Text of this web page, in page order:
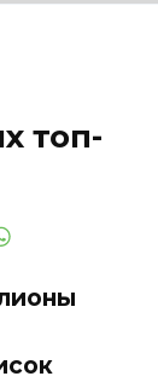
топ-